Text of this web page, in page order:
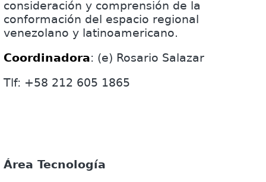
consideración y comprensión de la
conformación del espacio regional
venezolano y latinoamericano.
Coordinadora: (e) Rosario Salazar
Tlf: +58 212 605 1865
Área Tecnología